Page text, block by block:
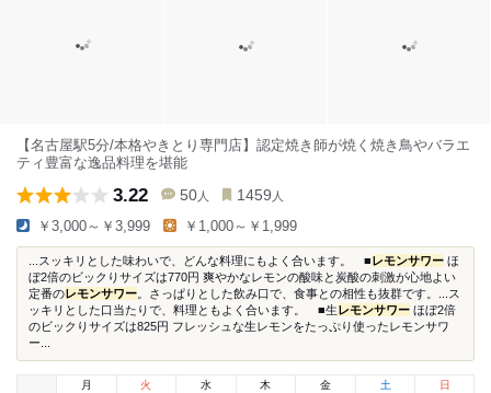
【名古屋駅5分/本格やきとり専門店】認定焼き師が焼く焼き鳥やバラエ
ティ豊富な逸品料理を堪能
3.22 50 人 1459 人
￥3,000～￥3,999 ￥1,000～￥1,999
...スッキリとした味わいで、どんな料理にもよく合います。 ■ レモンサワー ほ
ぼ2倍のビックりサイズは770円 爽やかなレモンの酸味と炭酸の刺激が心地よい
定番の レモンサワー 。さっぱりとした飲み口で、食事との相性も抜群です。...ス
ッキリとした口当たりで、料理ともよく合います。 ■生 レモンサワー ほぼ2倍
のビックりサイズは825円 フレッシュな生レモンをたっぷり使ったレモンサワ
ー...
月
火 水 木 金 土 日